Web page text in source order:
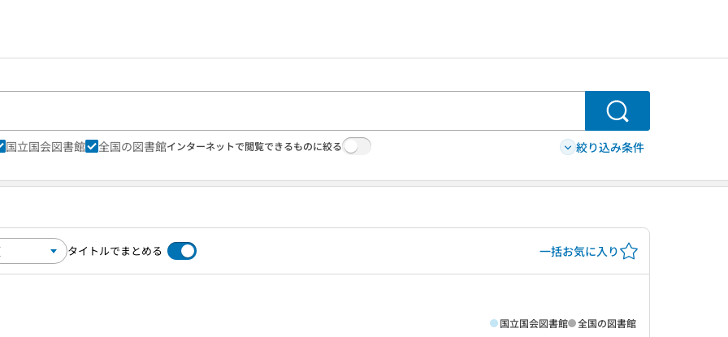
検索
国立国会図書館 全国の図書館インターネットで閲覧できるものに絞る 絞り込み条件
タイトルでまとめる 一括お気に入り
国立国会図書館 全国の図書館